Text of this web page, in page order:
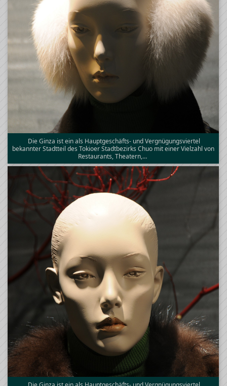
Die Ginza ist ein als Hauptgeschäfts- und Vergnügungsviertel
bekannter Stadtteil des Tokioer Stadtbezirks Chuo mit einer Vielzahl von
Restaurants, Theatern,…